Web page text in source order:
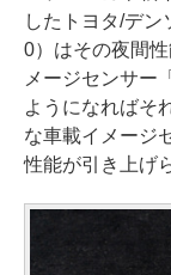
したトヨタ/デン
0）はその夜間
メージセンサー
ようになればそ
な車載イメージ
性能が引き上げ